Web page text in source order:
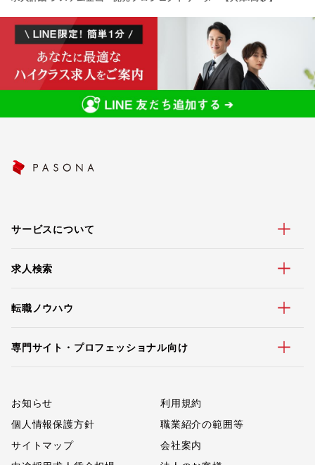
サービスについて
求人検索
転職ノウハウ
専門サイト・プロフェッショナル向け
お知らせ
利用規約
個人情報保護方針
職業紹介の範囲等
サイトマップ
会社案内